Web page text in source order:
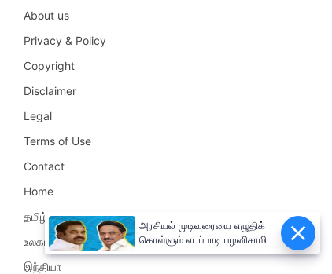
About us
Privacy & Policy
Copyright
Disclaimer
Legal
Terms of Use
Contact
Home
தமிழ்நாடு
உலகம்
இந்தியா
அரசியல் முடிவுரையை எழுதிக்
கொள்ளும் எடப்பாடி பழனிசாமி!!
முதலமைச்சர் மு.க.ஸ்டாலின்